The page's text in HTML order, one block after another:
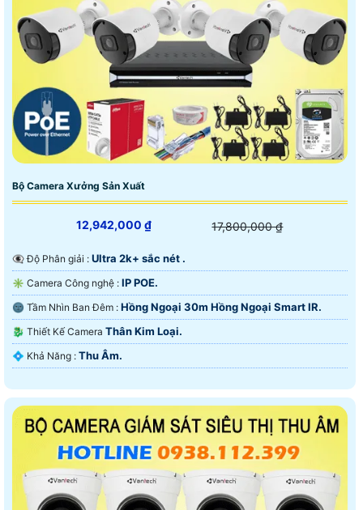
Bộ Camera Xưởng Sản Xuất
12,942,000 ₫ 17,800,000 ₫
👁️‍🗨 Độ Phân giải : Ultra 2k+ sắc nét .
✳️ Camera Công nghệ : IP POE.
🌚 Tầm Nhìn Ban Đêm : Hồng Ngoại 30m Hồng Ngoại Smart IR.
🐉️ Thiết Kế Camera Thân Kim Loại.
️💠 Khả Năng : Thu Âm.